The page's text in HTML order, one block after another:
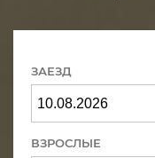
ЗАЕЗД
ВЗРОСЛЫЕ